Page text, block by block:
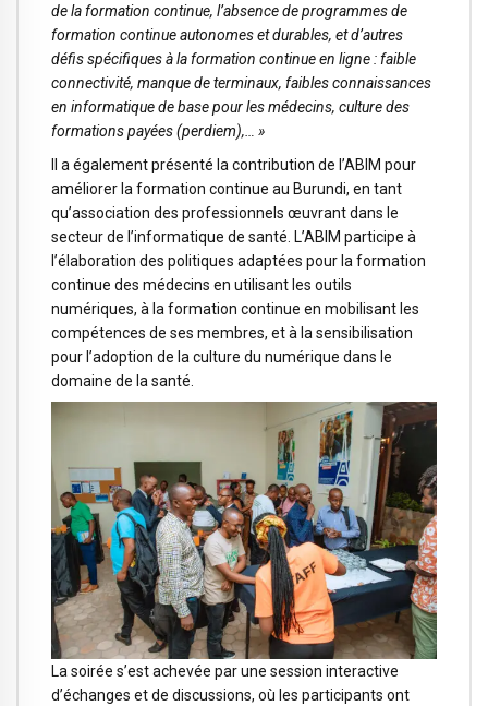
de la formation continue, l’absence de programmes de
formation continue autonomes et durables, et d’autres
défis spécifiques à la formation continue en ligne : faible
connectivité, manque de terminaux, faibles connaissances
en informatique de base pour les médecins, culture des
formations payées (perdiem),… »
Il a également présenté la contribution de l’ABIM pour
améliorer la formation continue au Burundi, en tant
qu’association des professionnels œuvrant dans le
secteur de l’informatique de santé. L’ABIM participe à
l’élaboration des politiques adaptées pour la formation
continue des médecins en utilisant les outils
numériques, à la formation continue en mobilisant les
compétences de ses membres, et à la sensibilisation
pour l’adoption de la culture du numérique dans le
domaine de la santé.
La soirée s’est achevée par une session interactive
d’échanges et de discussions, où les participants ont